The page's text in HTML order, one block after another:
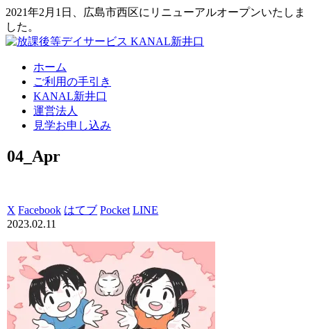
2021年2月1日、広島市西区にリニューアルオープンいたしま
した。
ホーム
ご利用の手引き
KANAL新井口
運営法人
見学お申し込み
04_Apr
X Facebook はてブ Pocket LINE
2023.02.11